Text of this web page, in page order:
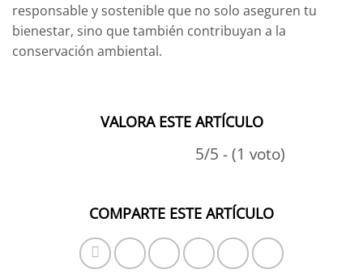
responsable y sostenible que no solo aseguren tu
bienestar, sino que también contribuyan a la
conservación ambiental.
VALORA ESTE ARTÍCULO
5/5 - (1 voto)
COMPARTE ESTE ARTÍCULO